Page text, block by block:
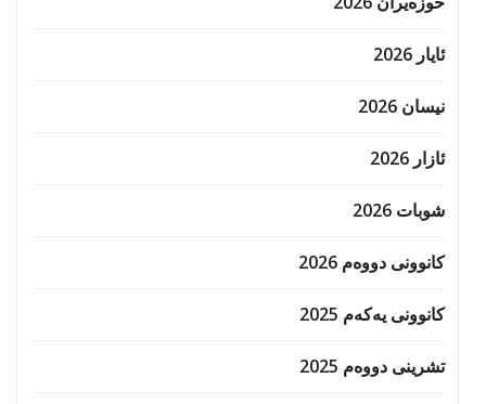
ئایار 2026
نیسان 2026
ئازار 2026
شوبات 2026
کانوونی دووەم 2026
کانوونی یەکەم 2025
تشرینی دووەم 2025